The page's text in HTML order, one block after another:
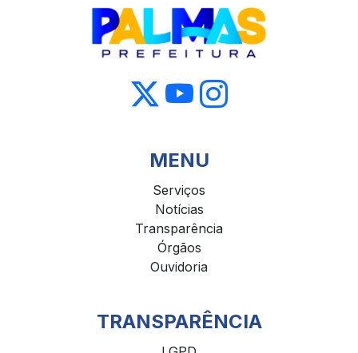
MENU
Serviços
Notícias
Transparência
Órgãos
Ouvidoria
TRANSPARÊNCIA